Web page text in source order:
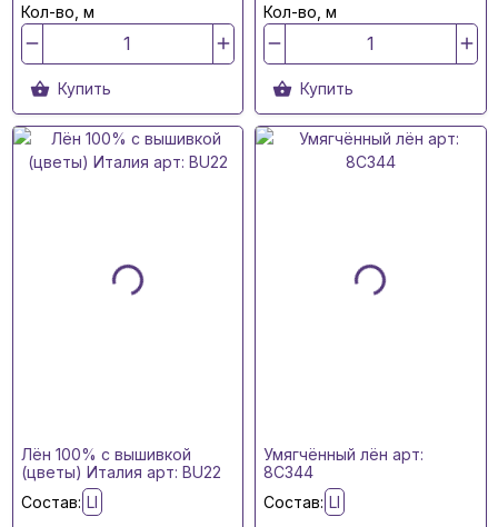
Кол-во, м
Купить
Кол-во, м
Купить
Лён 100% с вышивкой
(цветы) Италия арт: BU22
Состав: LI
Умягчённый лён арт:
8C344
Состав: LI